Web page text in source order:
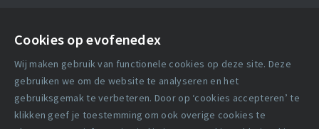
Cookies op evofenedex
Wij maken gebruik van functionele cookies op deze site. Deze
gebruiken we om de website te analyseren en het
gebruiksgemak te verbeteren. Door op ‘cookies accepteren’ te
klikken geef je toestemming om ook overige cookies te
Algemene voorwaarden
Cookie verklaring
Copyright statement